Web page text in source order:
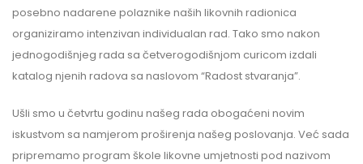
posebno nadarene polaznike naših likovnih radionica
organiziramo intenzivan individualan rad. Tako smo nakon
jednogodišnjeg rada sa četverogodišnjom curicom izdali
katalog njenih radova sa naslovom “Radost stvaranja”.
Ušli smo u četvrtu godinu našeg rada obogaćeni novim
iskustvom sa namjerom proširenja našeg poslovanja. Već sada
pripremamo program škole likovne umjetnosti pod nazivom